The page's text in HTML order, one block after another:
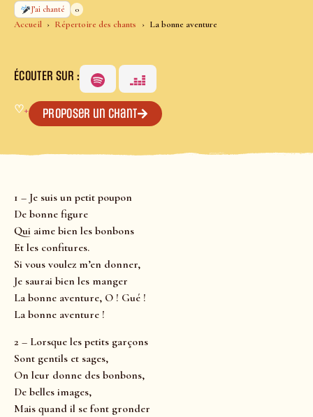
Accueil Répertoire des chants La bonne aventure
J’ai chanté
0
ÉCOUTER SUR :
♡+ Proposer un chant
1 – Je suis un petit poupon
De bonne figure
Qui aime bien les bonbons
Et les confitures.
Si vous voulez m’en donner,
Je saurai bien les manger
La bonne aventure, O ! Gué !
La bonne aventure !
2 – Lorsque les petits garçons
Sont gentils et sages,
On leur donne des bonbons,
De belles images,
Mais quand il se font gronder